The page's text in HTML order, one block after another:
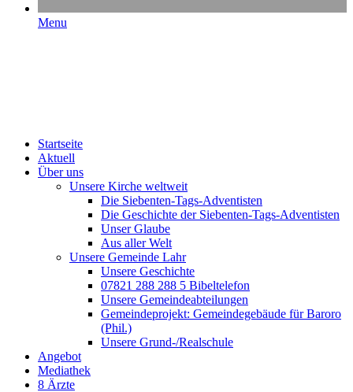
Menu
Startseite
Aktuell
Über uns
Unsere Kirche weltweit
Die Siebenten-Tags-Adventisten
Die Geschichte der Siebenten-Tags-Adventisten
Unser Glaube
Aus aller Welt
Unsere Gemeinde Lahr
Unsere Geschichte
07821 288 288 5 Bibeltelefon
Unsere Gemeindeabteilungen
Gemeindeprojekt: Gemeindegebäude für Baroro
(Phil.)
Unsere Grund-/Realschule
Angebot
Mediathek
8 Ärzte